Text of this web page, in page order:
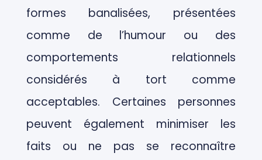
formes banalisées, présentées
comme de l’humour ou des
comportements relationnels
considérés à tort comme
acceptables. Certaines personnes
peuvent également minimiser les
faits ou ne pas se reconnaître